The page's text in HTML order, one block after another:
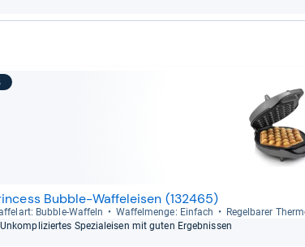
Bubble-Waffeleisen (132465)
Bub­ble-​Waf­feln Waf­fel­menge: Ein­fach
Regel­ba­rer
Unkom­pli­zier­tes Spe­zi­a­lei­sen mit guten Ergeb­nis­sen